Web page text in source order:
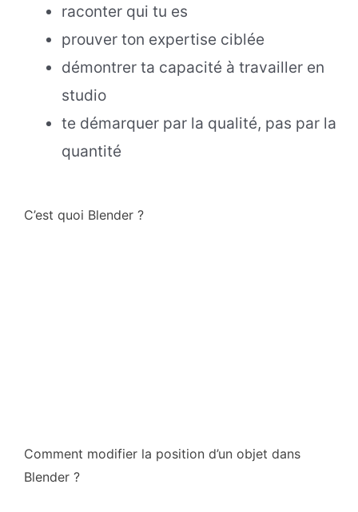
raconter qui tu es
prouver ton expertise ciblée
démontrer ta capacité à travailler en
studio
te démarquer par la qualité, pas par la
quantité
C’est quoi Blender ?
Comment modifier la position d’un objet dans
Blender ?